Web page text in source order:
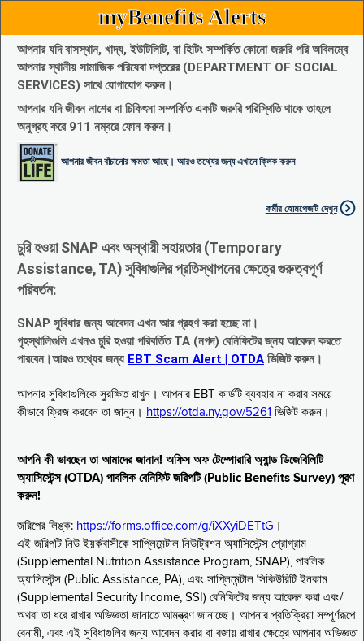
myBenefits Alerts
আপনার যদি বাসস্থান, খাদ্য, ইউটিলিটি, বা হিটিং সম্পর্কিত কোনো জরুরি পরি অবিলম্বে
আপনার স্থানীয় সামাজিক পরিষেবা দপ্তরের (DEPARTMENT OF SOCIAL
SERVICES) সাথে যোগাযোগ করুন।
আপনার যদি জীবন নাশের বা চিকিৎসা সম্পর্কিত একটি জরুরি পরিস্থিতি থাকে তাহলে
অনুগ্রহ করে 911 নম্বরে ফোন করুন।
আপনার জীবন বাঁচানোর ক্ষমতা আছে। আরও তথ্যের জন্য এখানে ক্লিক করুন
কর্মীর হোমপেজটি দেখুন
চুরি হওয়া SNAP এবং অস্থায়ী সহায়তার (Temporary
Assistance, TA) সুবিধাগুলির প্রতিস্থাপনের ক্ষেত্রে গুরুত্বপূর্ণ
পরিবর্তন:
SNAP সুবিধার জন্য আবেদন এখন আর গ্রহণ করা হচ্ছে না।
গৃহস্থালিগুলি এখনও চুরি হওয়া পরিবর্তিত TA (নগদ) বেনিফিটের জ্নয আবেদন করতে
পারবেন।আরও তথ্যের জন্য EBT Scam Alert | OTDA ভিজিট করুন।
আপনার সুবিধাগুলিকে সুরক্ষিত রাখুন। আপনার EBT কার্ডটি ব্যবহার না করার সময়ে
কীভাবে ফ্রিজ করবেন তা জানুন। https://otda.ny.gov/5261 ভিজিট করুন।
আপনি কী ভাবছেন তা আমাদের জানান! অফিস অফ টেম্পোরারি অ্যান্ড ডিজেবিলিটি
অ্যাসিস্টেন্স (OTDA) পাবলিক বেনিফিট জরিপটি (Public Benefits Survey) পূরণ
করুন!
জরিপের লিঙ্ক: https://forms.office.com/g/iXXyiDETtG ।
এই জরিপটি নিউ ইয়র্কবাসীকে সাপ্লিমেন্টাল নিউট্রিশন অ্যাসিস্টেন্স প্রোগ্রাম
(Supplemental Nutrition Assistance Program, SNAP), পাবলিক
অ্যাসিস্টেন্স (Public Assistance, PA), এবং সাপ্লিমেন্টাল সিকিউরিটি ইনকাম
(Supplemental Security Income, SSI) বেনিফিটের জন্য আবেদন করা এবং/
অথবা তা ধরে রাখার অভিজ্ঞতা জানাতে আমন্ত্রণ জানাচ্ছে। আপনার প্রতিক্রিয়া সম্পূর্ণরূপে
বেনামী, এবং এই সুবিধাগুলির জন্য আবেদন করার বা বজায় রাখার ক্ষেত্রে আপনার অভিজ্ঞতা